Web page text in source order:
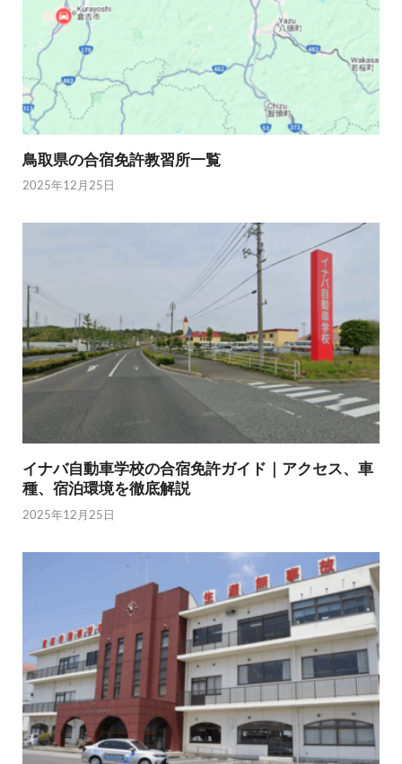
鳥取県の合宿免許教習所一覧
2025年12月25日
イナバ自動車学校の合宿免許ガイド｜アクセス、車
種、宿泊環境を徹底解説
2025年12月25日